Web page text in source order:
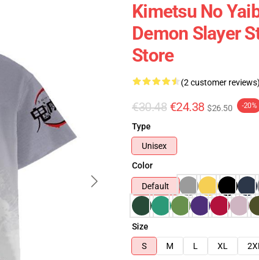
Kimetsu No
Demon Slayer
Store
(2 customer reviews)
€30.48 €24.38 $26.50 -20%
Type
Unisex
Color
Default
Size
S
M L XL 2XL